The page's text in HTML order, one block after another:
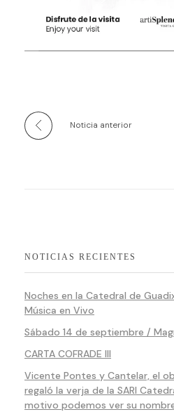
Noticia anterior
NOTICIAS RECIENTES
Noches en la Catedral de
Música en Vivo
Sábado 14 de septiembre /
CARTA COFRADE III
Vicente Pontes y Cantelar, el
regaló la verja de la SARI
motivo podemos ver su